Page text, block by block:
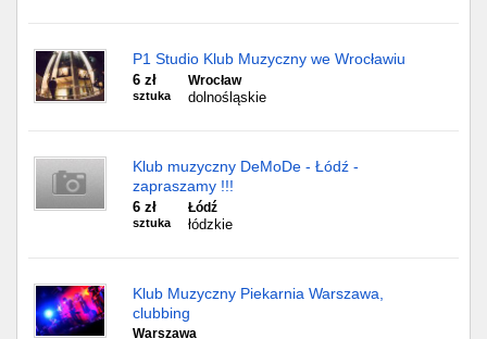
P1 Studio Klub Muzyczny we Wrocławiu
6 zł
sztuka
Wrocław
dolnośląskie
Klub muzyczny DeMoDe - Łódź -
zapraszamy !!!
6 zł
sztuka
Łódź
łódzkie
Klub Muzyczny Piekarnia Warszawa,
clubbing
Warszawa